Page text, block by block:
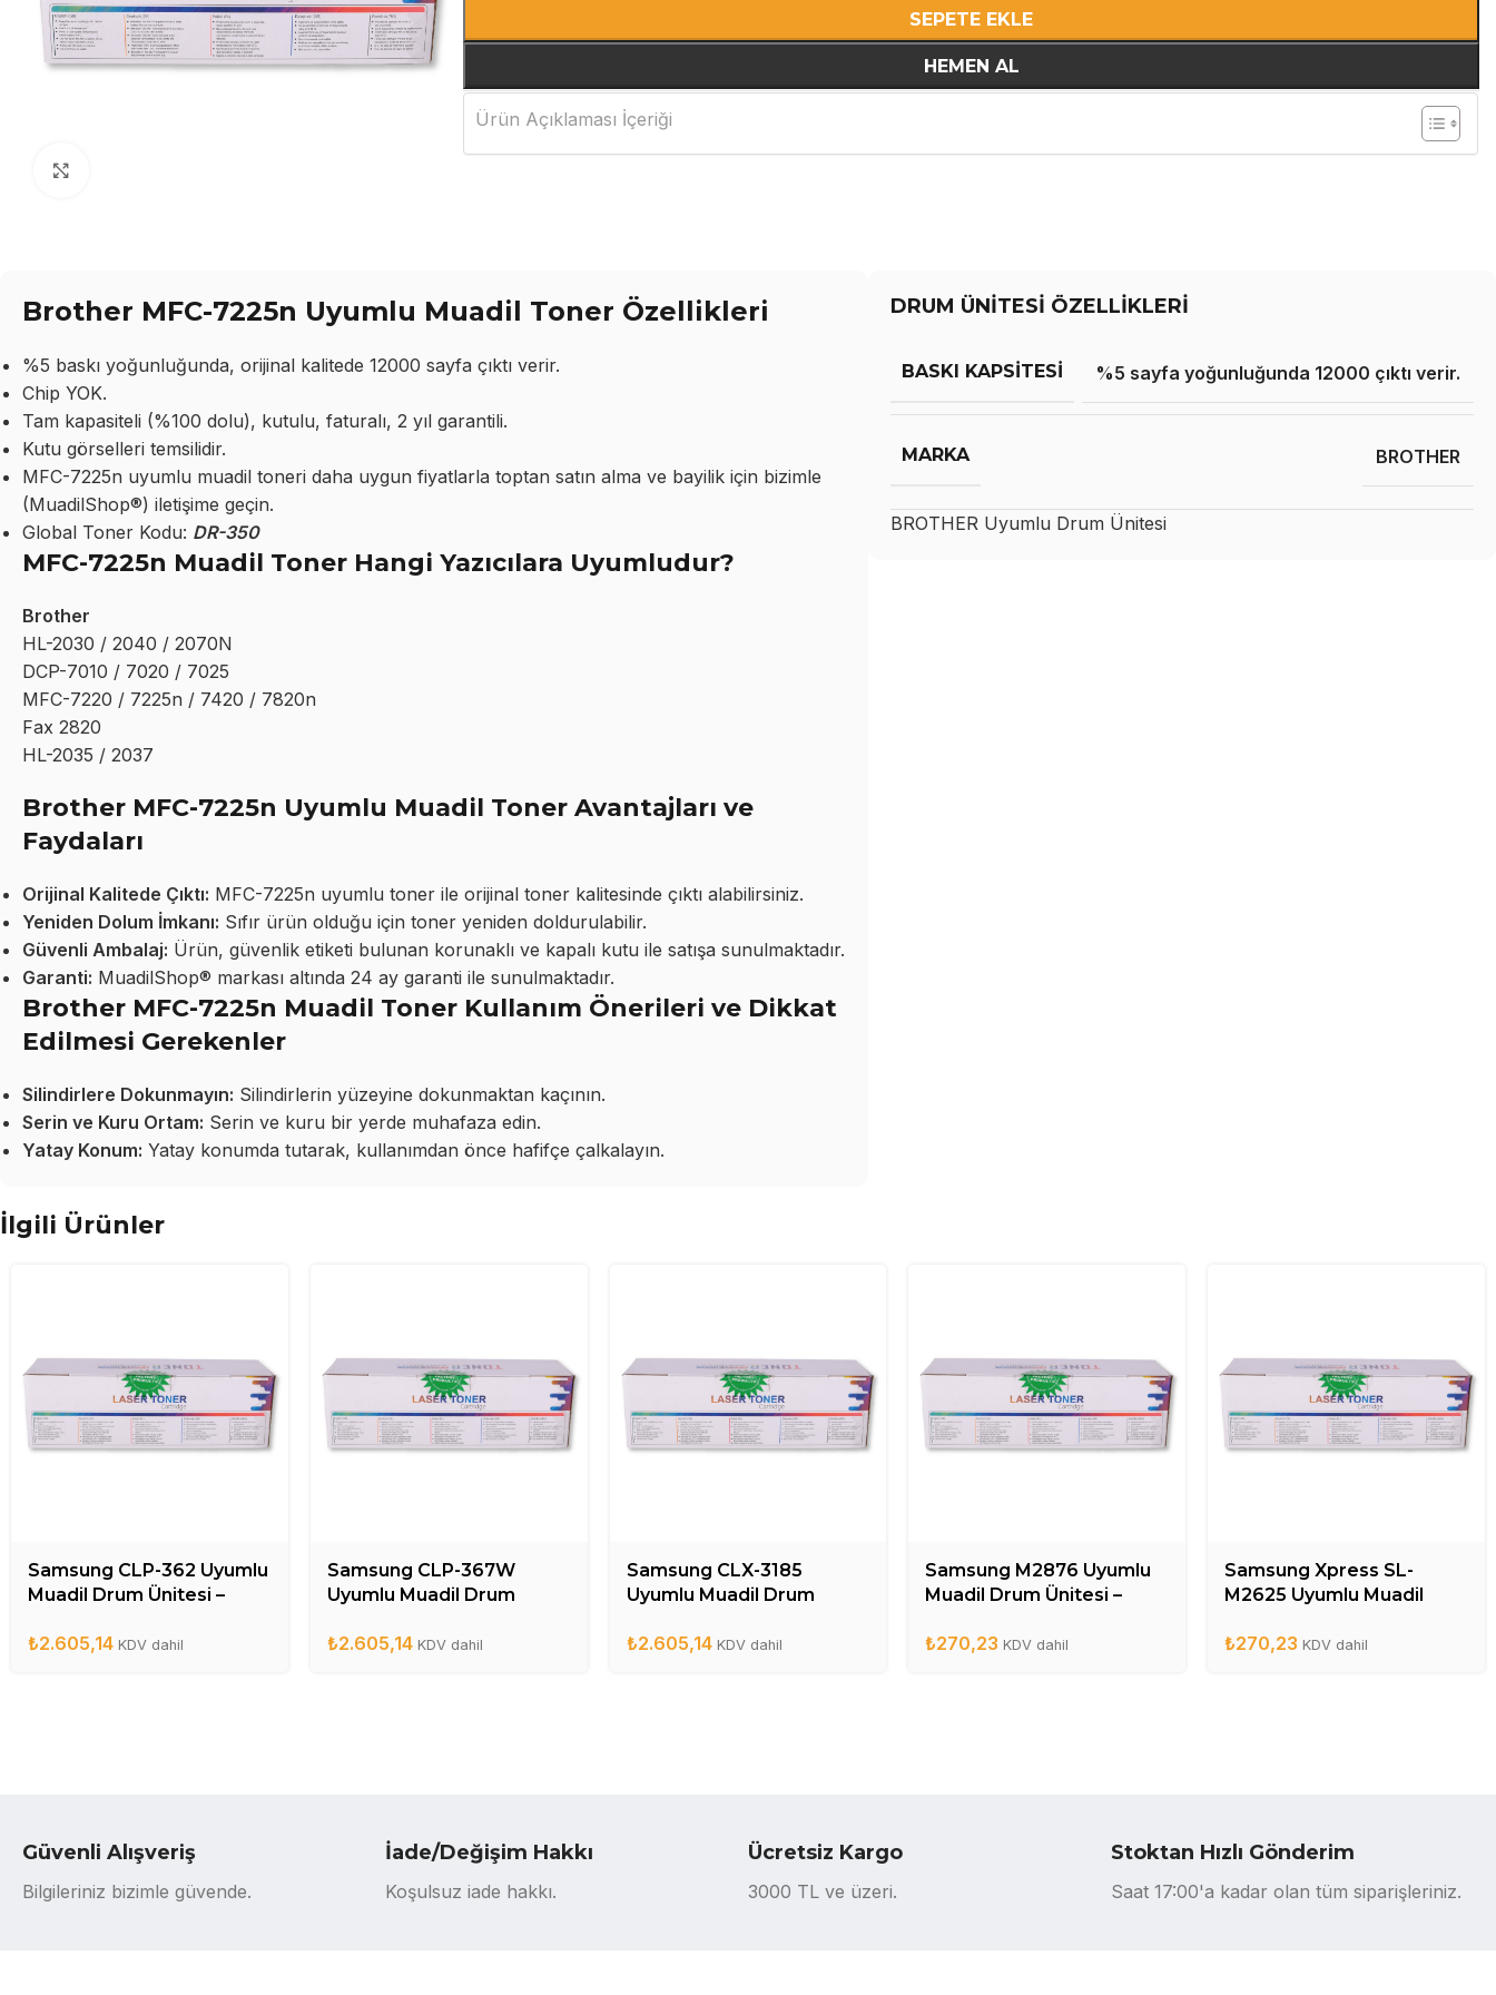
SEPETE EKLE
HEMEN AL
Ürün Açıklaması İçeriği
Brother MFC-7225n Uyumlu Muadil Toner Özellikleri
%5 baskı yoğunluğunda, orijinal kalitede 12000 sayfa çıktı verir.
Chip YOK.
Tam kapasiteli (%100 dolu), kutulu, faturalı, 2 yıl garantili.
Kutu görselleri temsilidir.
MFC-7225n uyumlu muadil toneri daha uygun fiyatlarla toptan satın alma ve bayilik için bizimle
(MuadilShop®) iletişime geçin.
Global Toner Kodu: DR-350
MFC-7225n Muadil Toner Hangi Yazıcılara Uyumludur?
Brother
HL-2030 / 2040 / 2070N
DCP-7010 / 7020 / 7025
MFC-7220 / 7225n / 7420 / 7820n
Fax 2820
HL-2035 / 2037
Brother MFC-7225n Uyumlu Muadil Toner Avantajları ve
Faydaları
Orijinal Kalitede Çıktı: MFC-7225n uyumlu toner ile orijinal toner kalitesinde çıktı alabilirsiniz.
Yeniden Dolum İmkanı: Sıfır ürün olduğu için toner yeniden doldurulabilir.
Güvenli Ambalaj: Ürün, güvenlik etiketi bulunan korunaklı ve kapalı kutu ile satışa sunulmaktadır.
Garanti: MuadilShop® markası altında 24 ay garanti ile sunulmaktadır.
Brother MFC-7225n Muadil Toner Kullanım Önerileri ve Dikkat
Edilmesi Gerekenler
Silindirlere Dokunmayın: Silindirlerin yüzeyine dokunmaktan kaçının.
Serin ve Kuru Ortam: Serin ve kuru bir yerde muhafaza edin.
Yatay Konum: Yatay konumda tutarak, kullanımdan önce hafifçe çalkalayın.
DRUM ÜNİTESİ ÖZELLİKLERİ
BASKI KAPSITESI %5 sayfa yoğunluğunda 12000 çıktı verir.
MARKA BROTHER
BROTHERUyumlu Drum Ünitesi
İlgili Ürünler
Samsung CLP-362 Uyumlu
Muadil Drum Ünitesi –
₺2.605,14 KDV dahil
Samsung CLP-367W
Uyumlu Muadil Drum
₺2.605,14 KDV dahil
Samsung CLX-3185
Uyumlu Muadil Drum
₺2.605,14 KDV dahil
Samsung M2876 Uyumlu
Muadil Drum Ünitesi –
₺270,23 KDV dahil
Samsung Xpress SL-
M2625 Uyumlu Muadil
M2675(MLT-R116L)
₺270,23 KDV dahil
Güvenli Alışveriş
Bilgileriniz bizimle güvende.
İade/Değişim Hakkı
Koşulsuz iade hakkı.
Ücretsiz Kargo
3000 TL ve üzeri.
Stoktan Hızlı Gönderim
Saat 17:00'a kadar olan tüm siparişleriniz.